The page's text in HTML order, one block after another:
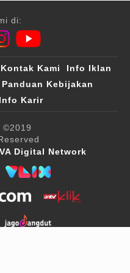
di:
Kontak Kami
Info Iklan
Panduan Kebijakan
Info Karir
©2019
Digital Network